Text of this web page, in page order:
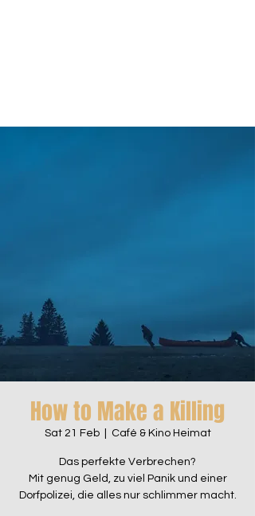
How to Make a Killing
Sat 21 Feb
  |
Café & Kino Heimat
Das perfekte Verbrechen?
Mit genug Geld, zu viel Panik und einer
Dorfpolizei, die alles nur schlimmer macht.